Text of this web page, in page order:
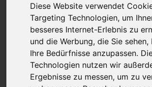
Diese Website verwendet
Targeting Technologien, um
besseres Internet-Erlebnis zu
und die Werbung, die Sie sehen,
Ihre Bedürfnisse anzupassen.
Technologien nutzen wir
Ergebnisse zu messen, um zu
Produkt empfehlen
Kein Preis bekannt
Das gewünschte Produkt ist derzeit bei
erhältlich.